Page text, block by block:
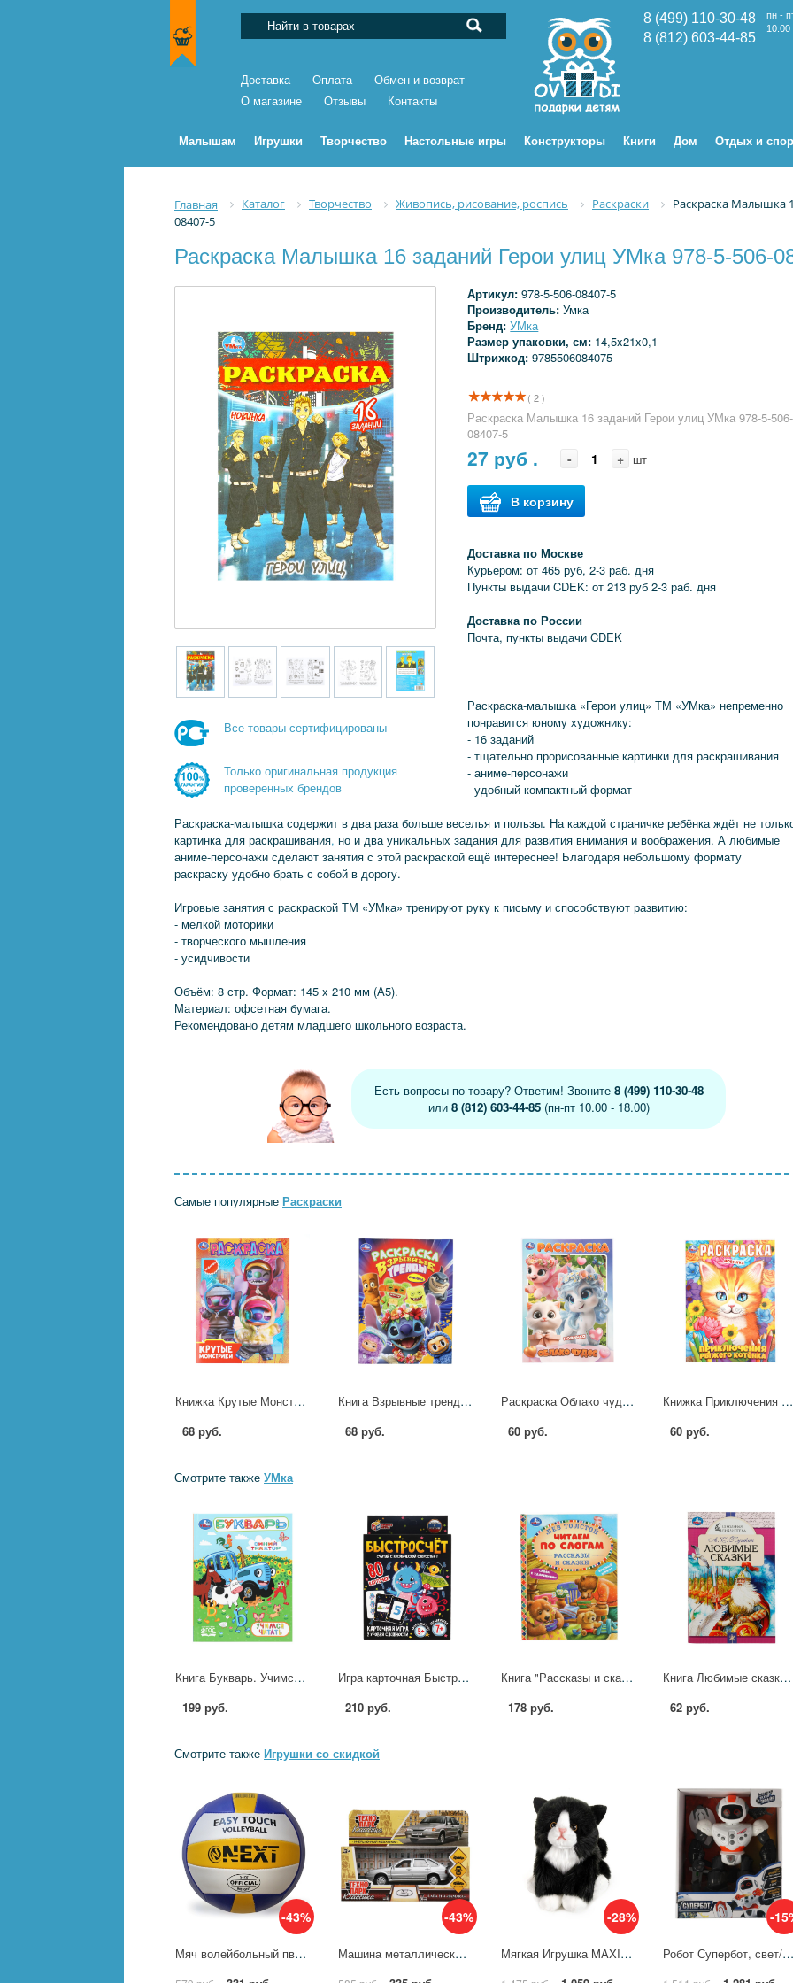
Доставка Оплата
Обмен и возврат
О магазине
Отзывы Контакты
8 (499) 110-30-48
пн -
10.00
8 (812) 603-44-85
Малышам Игрушки Творчество Настольные игры Конструкторы Книги Дом Отдых и
Главная Каталог Творчество Живопись, рисование, роспись Раскраски
Раскраска Малышка
08407-5
Раскраска Малышка 16 заданий Герои улиц УМка 978-5-506-
Все товары сертифицированы
Только оригинальная продукция
проверенных брендов
Артикул:978-5-506-08407-5
Производитель:Умка
Бренд:УМка
Размер упаковки, см: 14,5x21x0,1
Штрихкод:9785506084075
( 2 )
Раскраска Малышка 16 заданий Герои улиц УМка 978-5-506-
08407-5
27 руб . - + шт
В корзину
Доставка по Москве
Курьером: от 465 руб, 2-3 раб. дня
Пункты выдачи CDEK: от 213 руб 2-3 раб. дня
Доставка по России
Почта, пункты выдачи CDEK
Раскраска-малышка «Герои улиц» ТМ «УМка» непременно
понравится юному художнику:
- 16 заданий
- тщательно прорисованные картинки для раскрашивания
- аниме-персонажи
- удобный компактный формат
Раскраска-малышка содержит в два раза больше веселья и пользы. На каждой страничке ребёнка ждёт не
картинка для раскрашивания, но и два уникальных задания для развития внимания и воображения. А любимые
аниме-персонажи сделают занятия с этой раскраской ещё интереснее! Благодаря небольшому формату
раскраску удобно брать с собой в дорогу.
Игровые занятия с раскраской ТМ «УМка» тренируют руку к письму и способствуют развитию:
- мелкой моторики
- творческого мышления
- усидчивости
Объём: 8 стр. Формат: 145 x 210 мм (А5).
Материал: офсетная бумага.
Рекомендовано детям младшего школьного возраста.
Есть вопросы по товару? Ответим! Звоните 8 (499) 110-30-48
или 8 (812) 603-44-85(пн-пт 10.00 - 18.00)
Самые популярные Раскраски
Книжка Крутые Монстрики, 16 стр. УМка 978-5-506-11514-4
68 руб.
Книга Взрывные тренды, 16 стр. УМка 978-5-506-11439-0
68 руб.
Раскраска Облако чудес, 16 стр. УМка 978-5-506-11459-8
60 руб.
Книжка Приключения рыжего котёнка, 16 стр. УМка 978-5-506-11359-1
60 руб.
Смотрите также УМка
Книга Букварь. Учимся читать. Синий Трактор, 48 стр. Умка 978-5-506-11069-9
199 руб.
Игра карточная Быстросчёт, 80 карточек УМка 4680107955296
210 руб.
Книга "Рассказы и сказки" Лев Толстой (серия: Читаем по слогам) Умка 978-5-506-04808-4
178 руб.
Книга Любимые сказки, А. С. Пушкин. Школьная библиотека УМка 978-5-506-07849-4
62 руб.
Смотрите также Игрушки со скидкой
-43%
Мяч волейбольный пвх 1 слой, 22 см. камера резина, машин.обр. Next VB-1PVC250 (60) (60)
-43%
Машина металлическая Лада-2114 Самара 12 см. серебристый Технопарк 2114-12-SR
-28%
Мягкая Игрушка MAXITOYS Черно-Белый Котик 20 см MT-TS112317-20
-
Робот Супербот, свет/звук